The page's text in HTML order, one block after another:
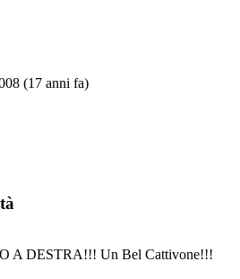
(17 anni fa)
A DESTRA!!! Un Bel Cattivone!!!